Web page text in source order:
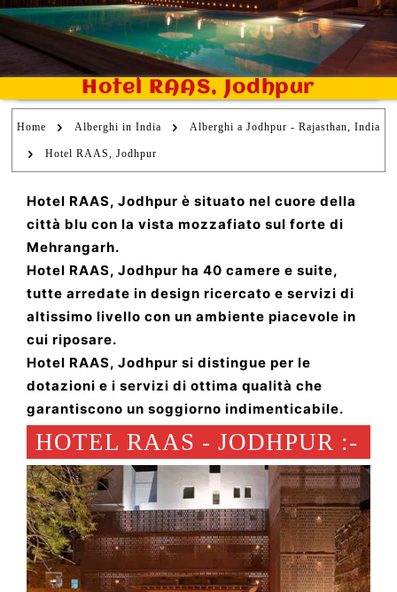
Hotel RAAS, Jodhpur
Home Alberghi in India Alberghi a Jodhpur - Rajasthan, India
Hotel RAAS, Jodhpur
Hotel RAAS, Jodhpur è situato nel cuore della
città blu con la vista mozzafiato sul forte di
Mehrangarh.
Hotel RAAS, Jodhpur ha 40 camere e suite,
tutte arredate in design ricercato e servizi di
altissimo livello con un ambiente piacevole in
cui riposare.
Hotel RAAS, Jodhpur si distingue per le
dotazioni e i servizi di ottima qualità che
garantiscono un soggiorno indimenticabile.
HOTEL RAAS - JODHPUR :-